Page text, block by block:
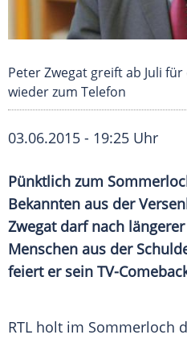
Peter Zwegat greift ab Juli
wieder zum Telefon
03.06.2015 - 19:25 Uhr
Pünktlich zum
Bekannten aus der
Zwegat darf nach
Menschen aus der
feiert er sein TV-
RTL holt im Sommerloch